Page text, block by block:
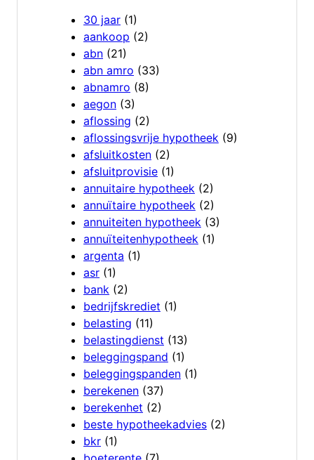
30 jaar (1)
aankoop (2)
abn (21)
abn amro (33)
abnamro (8)
aegon (3)
aflossing (2)
aflossingsvrije hypotheek (9)
afsluitkosten (2)
afsluitprovisie (1)
annuitaire hypotheek (2)
annuïtaire hypotheek (2)
annuiteiten hypotheek (3)
annuïteitenhypotheek (1)
argenta (1)
asr (1)
bank (2)
bedrijfskrediet (1)
belasting (11)
belastingdienst (13)
beleggingspand (1)
beleggingspanden (1)
berekenen (37)
berekenhet (2)
beste hypotheekadvies (2)
bkr (1)